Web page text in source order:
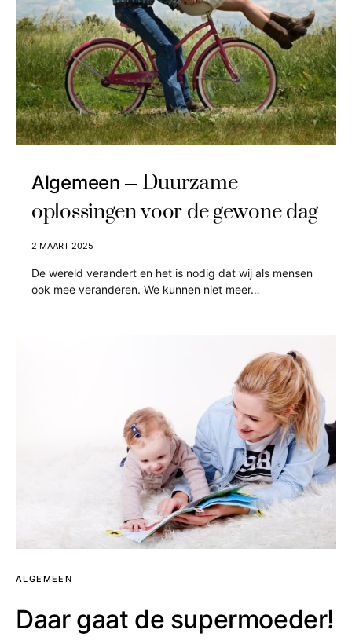
Algemeen
Duurzame
oplossingen voor de gewone dag
2 MAART 2025
De wereld verandert en het is nodig dat wij als mensen
ook mee veranderen. We kunnen niet meer…
ALGEMEEN
Daar gaat de supermoeder!